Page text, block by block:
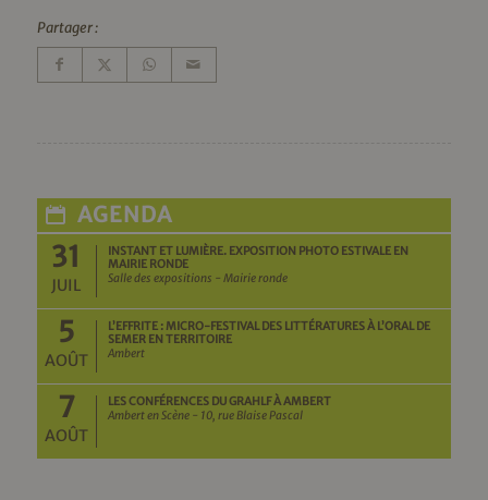
Partager :
AGENDA
31
JUIL
INSTANT ET LUMIÈRE. EXPOSITION PHOTO ESTIVALE EN
MAIRIE RONDE
Salle des expositions - Mairie ronde
5
AOÛT
L’EFFRITE : MICRO-FESTIVAL DES LITTÉRATURES À L’ORAL DE
SEMER EN TERRITOIRE
Ambert
7
AOÛT
LES CONFÉRENCES DU GRAHLF À AMBERT
Ambert en Scène - 10, rue Blaise Pascal